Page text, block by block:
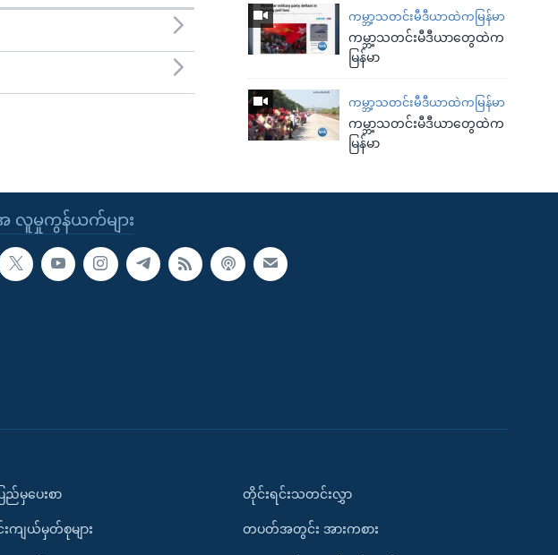
ကမ္ဘာ့သတင်းမီဒီယာထဲကမြန်မာ
ကမ္ဘာ့သတင်းမီဒီယာတွေထဲက
မြန်မာ
ကမ္ဘာ့သတင်းမီဒီယာထဲကမြန်မာ
ကမ္ဘာ့သတင်းမီဒီယာတွေထဲက
မြန်မာ
လူမှုကွန်ယက်များ
ြည်မှပေးစာ
းကျယ်မှတ်စုများ
တိုင်းရင်းသတင်းလွှာ
တပတ်အတွင်း အားကစား